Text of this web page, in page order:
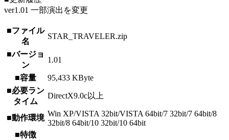
ver1.01 一部演出を変更
■ファイル
名
STAR_TRAVELER.zip
■バージョ
ン
1.01
■容量
95,433 KByte
■必要ラン
タイム
DirectX9.0c以上
■動作環境 Win XP/VISTA 32bit/VISTA 64bit/7 32bit/7 64bit/8
32bit/8 64bit/10 32bit/10 64bit
■特徴